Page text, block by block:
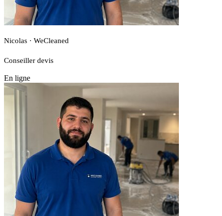
Nicolas · WeCleaned
Conseiller devis
En ligne